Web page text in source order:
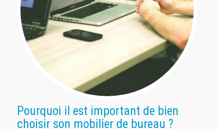
Pourquoi il est important de bien
choisir son mobilier de bureau ?